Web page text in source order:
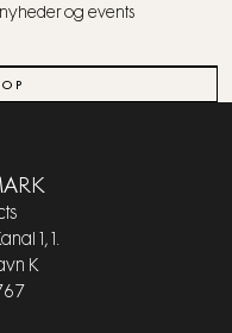
og events
1, 1.
K